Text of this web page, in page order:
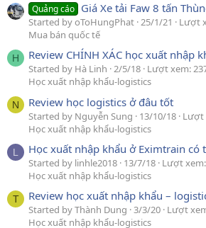
Quảng cáo Giá Xe tải Faw 8 tấn
Started by oToHungPhat 25/1/21
Lượt
Mua bán quốc tế
H Review CHÍNH XÁC học xuất nhập
Started by Hà Linh 2/5/18 Lượt xem:
Học xuất nhập khẩu-logistics
N Review học logistics ở đâu tốt
Started by Nguyễn Sung 13/10/18 Lượt
Học xuất nhập khẩu-logistics
L Học xuất nhập khẩu ở Eximtrain có
Started by linhle2018 13/7/18 Lượt
Học xuất nhập khẩu-logistics
T Review học xuất nhập khẩu –
Started by Thành Dung 3/3/20 Lượt
Học xuất nhập khẩu-logistics